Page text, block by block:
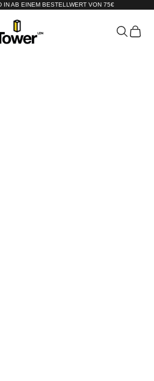
IN AB EINEM BESTELLWERT VON 75€
London.De
Suchen